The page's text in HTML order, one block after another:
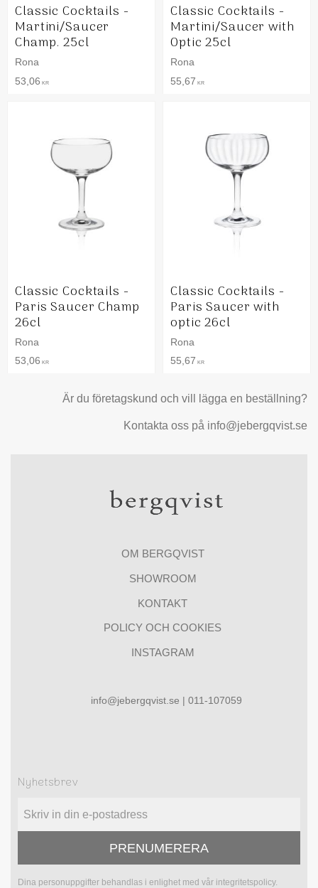
Classic Cocktails -
Martini/Saucer
Champ. 25cl
Rona
53,06 KR
Classic Cocktails -
Martini/Saucer with
Optic 25cl
Rona
55,67 KR
Classic Cocktails -
Paris Saucer Champ
26cl
Rona
53,06 KR
Classic Cocktails -
Paris Saucer with
optic 26cl
Rona
55,67 KR
Är du företagskund och vill lägga en beställning?
Kontakta oss på info@jebergqvist.se
OM BERGQVIST
SHOWROOM
KONTAKT
POLICY OCH COOKIES
INSTAGRAM
info@jebergqvist.se | 011-107059
Nyhetsbrev
PRENUMERERA
Dina personuppgifter behandlas i enlighet med vår integritetspolicy.